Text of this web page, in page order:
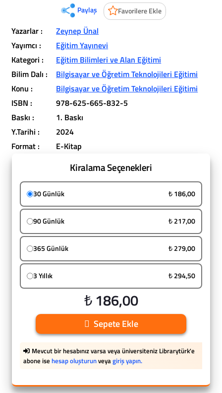
Paylaş Favorilere Ekle
Yazarlar :
Zeynep Ünal
Yayımcı :
Eğitim Yayınevi
Kategori :
Eğitim Bilimleri ve Alan Eğitimi
Bilim Dalı :
Bilgisayar ve Öğretim Teknolojileri Eğitimi
Konu :
Bilgisayar ve Öğretim Teknolojileri Eğitimi
ISBN :
978-625-665-832-5
Baskı :
1. Baskı
Y.Tarihi :
2024
Format :
E-Kitap
Kiralama Seçenekleri
30 Günlük ₺ 186,00
90 Günlük ₺ 217,00
365 Günlük ₺ 279,00
3 Yıllık ₺ 294,50
₺ 186,00
Sepete Ekle
Mevcut bir hesabınız varsa veya üniversiteniz Librarytürk'e
abone ise hesap oluşturunveyagiriş yapın.